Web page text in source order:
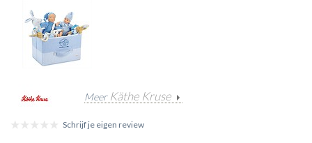
Meer Käthe Kruse
Schrijf je eigen review